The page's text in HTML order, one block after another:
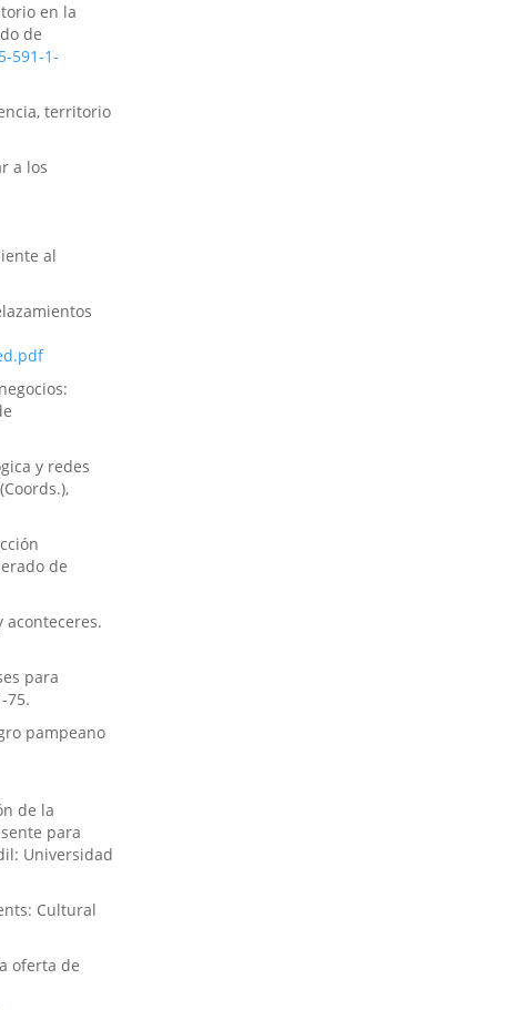
en la
de
591-1-
territorio
a los
al
y redes
de
aconteceres.
para
75.
pampeano
de la
para
Universidad
Cultural
oferta de